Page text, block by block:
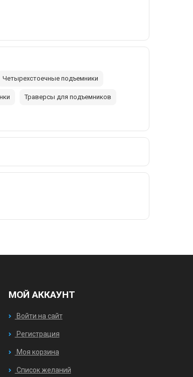
Четырехстоечные подъемники
Траверсы для подъемников
МОЙ АККАУНТ
Войти на сайт
Регистрация
Моя корзина
Список желаний